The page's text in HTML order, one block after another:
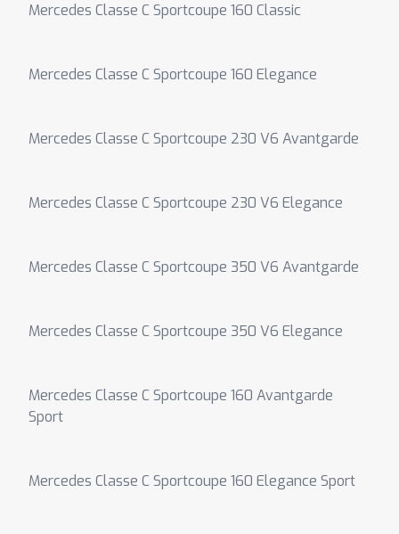
Mercedes Classe C Sportcoupe 160 Classic
Mercedes Classe C Sportcoupe 160 Elegance
Mercedes Classe C Sportcoupe 230 V6 Avantgarde
Mercedes Classe C Sportcoupe 230 V6 Elegance
Mercedes Classe C Sportcoupe 350 V6 Avantgarde
Mercedes Classe C Sportcoupe 350 V6 Elegance
Mercedes Classe C Sportcoupe 160 Avantgarde
Sport
Mercedes Classe C Sportcoupe 160 Elegance Sport